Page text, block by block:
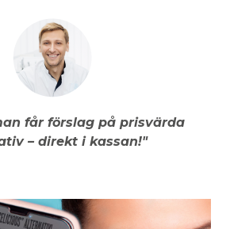
får förslag på prisvärda
– direkt i kassan!"